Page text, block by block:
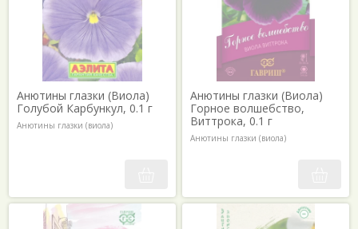
Анютины глазки (Виола)
Голубой Карбункул, 0.1 г
Анютины глазки (виола)
Анютины глазки (Виола)
Горное волшебство,
Виттрока, 0.1 г
Анютины глазки (виола)